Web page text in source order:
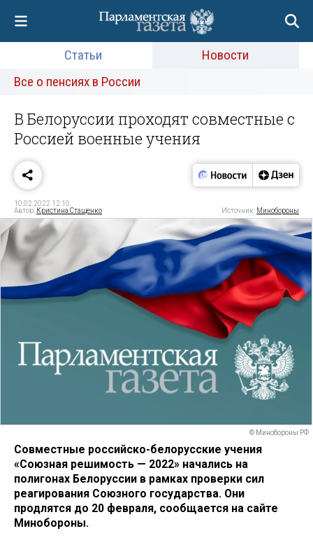
Статьи
Новости
Все о пенсиях в России
В Белоруссии проходят совместные с
Россией военные учения
10.02.2022 12:10
Автор: Кристина Стащенко Источник: Минобороны
© Минобороны РФ
Совместные российско-белорусские учения
«Союзная решимость — 2022» начались на
полигонах Белоруссии в рамках проверки сил
реагирования Союзного государства. Они
продлятся до 20 февраля, сообщается на сайте
Минобороны.